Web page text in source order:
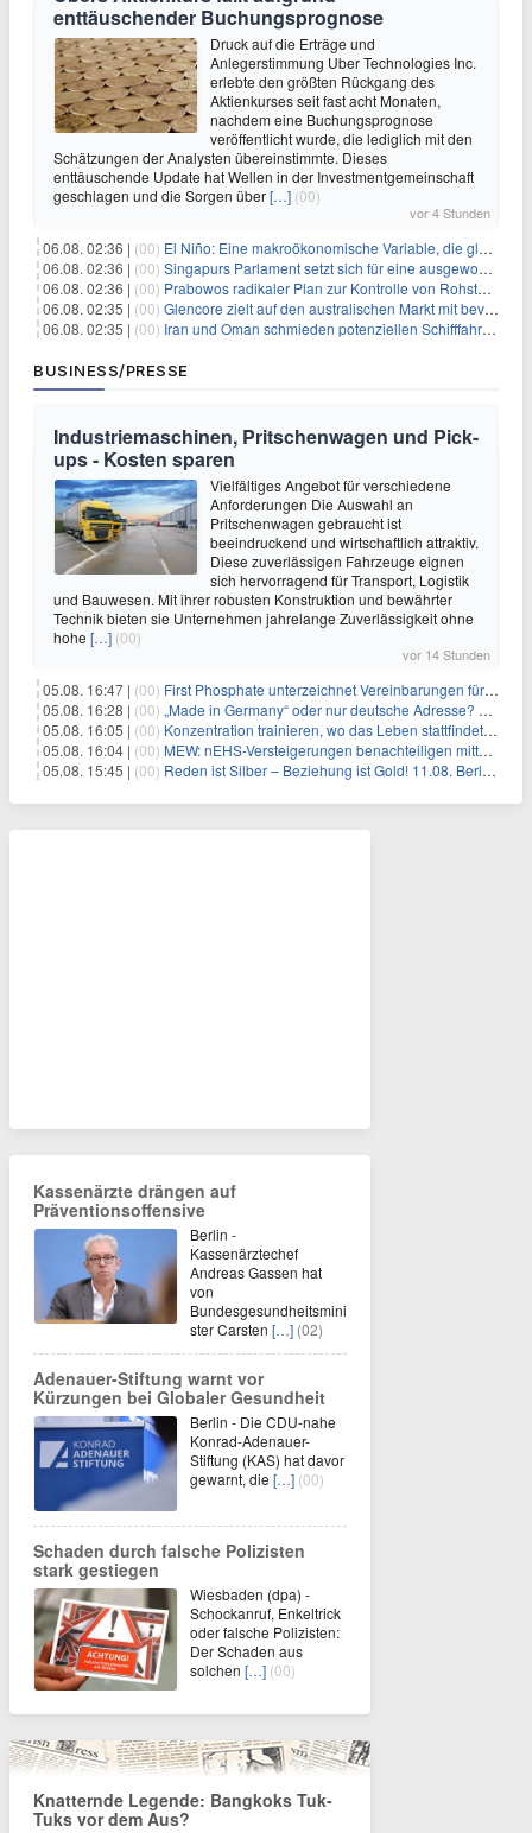
enttäuschender Buchungsprognose
Druck auf die Erträge und
Anlegerstimmung Uber Technologies Inc.
erlebte den größten Rückgang des
Aktienkurses seit fast acht Monaten,
nachdem eine Buchungsprognose
veröffentlicht wurde, die lediglich mit den
Schätzungen der Analysten übereinstimmte. Dieses
enttäuschende Update hat Wellen in der Investmentgemeinschaft
geschlagen und die Sorgen über[…] (00)
vor 4 Stunden
06.08. 02:36 | (00) El Niño: Eine makroökonomische Variable, die globale Wirtschaftslandschaften umgestaltet
06.08. 02:36 | (00) Singapurs Parlament setzt sich für eine ausgewogene wirtschaftliche Zukunft ein
06.08. 02:36 | (00) Prabowos radikaler Plan zur Kontrolle von Rohstoffexporten steht vor konkurrierenden Visionen
06.08. 02:35 | (00) Glencore zielt auf den australischen Markt mit bevorstehendem Sekundärlisting
06.08. 02:35 | (00) Iran und Oman schmieden potenziellen Schifffahrtsvertrag im Hormuskanal
BUSINESS/PRESSE
Industriemaschinen, Pritschenwagen und Pick-
ups - Kosten sparen
Vielfältiges Angebot für verschiedene
Anforderungen Die Auswahl an
Pritschenwagen gebraucht ist
beeindruckend und wirtschaftlich attraktiv.
Diese zuverlässigen Fahrzeuge eignen
sich hervorragend für Transport, Logistik
und Bauwesen. Mit ihrer robusten Konstruktion und bewährter
Technik bieten sie Unternehmen jahrelange Zuverlässigkeit ohne
hohe […] (00)
vor 14 Stunden
05.08. 16:47 | (00) First Phosphate unterzeichnet Vereinbarungen für nicht zu refundierende Zuwendungen in Höhe von 4,84 Mio. $ von der kanadischen Regierung für Straßeninfrastruktur und Stromübertragungsleitungen
05.08. 16:28 | (00) „Made in Germany“ oder nur deutsche Adresse? So erkennen Sie, wo Ihre Leiterplatten wirklich gefertigt werden
05.08. 16:05 | (00) Konzentration trainieren, wo das Leben stattfindet: Mobile EEG-Technologie bringt Neurofeedback in den Alltag
05.08. 16:04 | (00) MEW: nEHS-Versteigerungen benachteiligen mittelständische Unternehmen
05.08. 15:45 | (00) Reden ist Silber – Beziehung ist Gold! 11.08. Berlin – 18:30 Uhr
Kassenärzte drängen auf
Präventionsoffensive
Berlin -
Kassenärztechef
Andreas Gassen hat
von
Bundesgesundheitsmini
ster Carsten […] (02)
Adenauer-Stiftung warnt vor
Kürzungen bei Globaler Gesundheit
Berlin - Die CDU-nahe
Konrad-Adenauer-
Stiftung (KAS) hat davor
gewarnt, die […] (00)
Schaden durch falsche Polizisten
stark gestiegen
Wiesbaden (dpa) -
Schockanruf, Enkeltrick
oder falsche Polizisten:
Der Schaden aus
solchen […] (00)
Knatternde Legende: Bangkoks Tuk-
Tuks vor dem Aus?